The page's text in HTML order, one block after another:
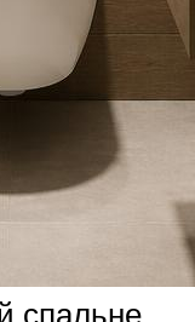
спальне